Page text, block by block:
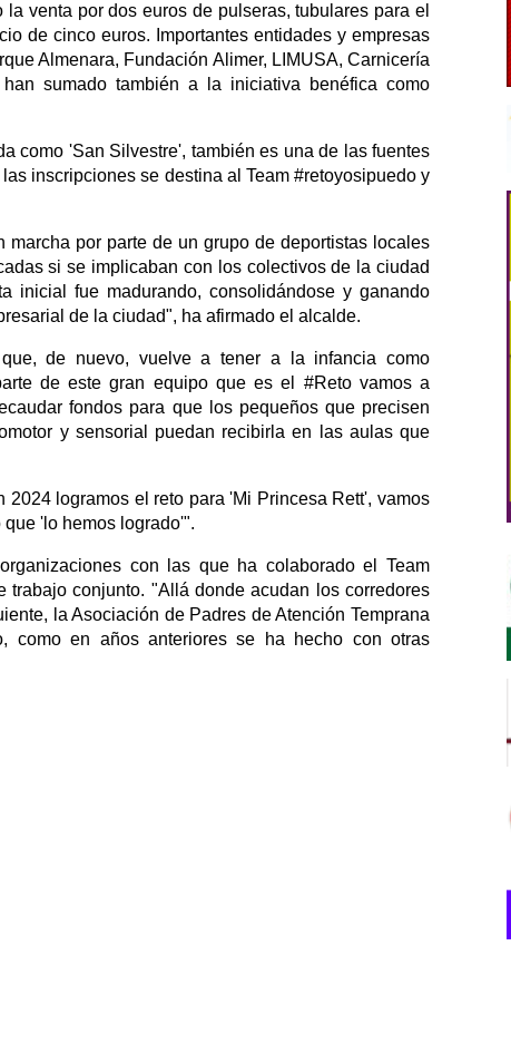
venta por dos euros de pulseras, tubulares para el
de cinco euros. Importantes entidades y empresas
Almenara, Fundación Alimer, LIMUSA, Carnicería
sumado también a la iniciativa benéfica como
como 'San Silvestre', también es una de las fuentes
inscripciones se destina al Team #retoyosipuedo y
por parte de un grupo de deportistas locales
si se implicaban con los colectivos de la ciudad
inicial fue madurando, consolidándose y ganando
de la ciudad", ha afirmado el alcalde.
de nuevo, vuelve a tener a la infancia como
de este gran equipo que es el #Reto vamos a
fondos para que los pequeños que precisen
y sensorial puedan recibirla en las aulas que
logramos el reto para 'Mi Princesa Rett', vamos
'lo hemos logrado'".
con las que ha colaborado el Team
conjunto. "Allá donde acudan los corredores
la Asociación de Padres de Atención Temprana
como en años anteriores se ha hecho con otras